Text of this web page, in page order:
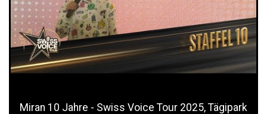
Miran 10 Jahre - Swiss Voice Tour 2025, Tägipark